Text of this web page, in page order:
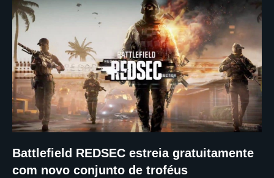
Battlefield REDSEC estreia gratuitamente
com novo conjunto de troféus